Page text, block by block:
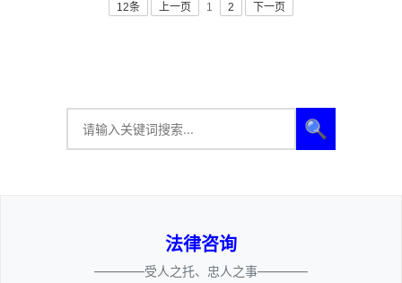
12条 上一页 1 2 下一页
🔍
法律咨询
————受人之托、忠人之事————